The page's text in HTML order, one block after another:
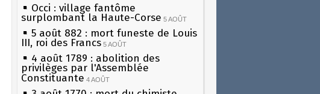
Occi : village fantôme
surplombant la Haute-Corse 5 AOÛT
5 août 882 : mort funeste de Louis
III, roi des Francs 5 AOÛT
4 août 1789 : abolition des
privilèges par l'Assemblée
Constituante 4 AOÛT